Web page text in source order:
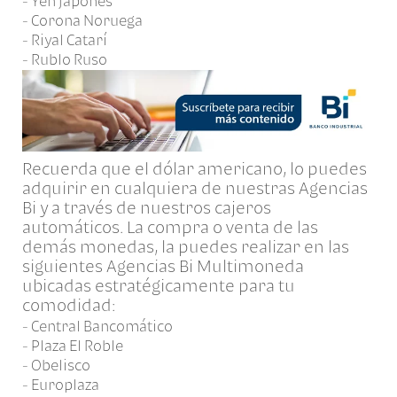
- Corona Noruega
- Riyal Catarí
- Rublo Ruso
Recuerda que el dólar americano, lo puedes
adquirir en cualquiera de nuestras Agencias
Bi y a través de nuestros cajeros
automáticos. La compra o venta de las
demás monedas, la puedes realizar en las
siguientes Agencias Bi Multimoneda
ubicadas estratégicamente para tu
comodidad:
- Central Bancomático
- Plaza El Roble
- Obelisco
- Europlaza